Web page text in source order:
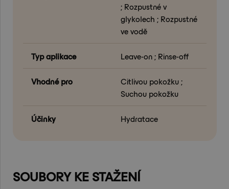
; Rozpustné v
glykolech ; Rozpustné
ve vodě
Typ aplikace Leave-on ; Rinse-off
Vhodné pro
Citlivou pokožku ;
Suchou pokožku
Účinky Hydratace
SOUBORY KE STAŽENÍ